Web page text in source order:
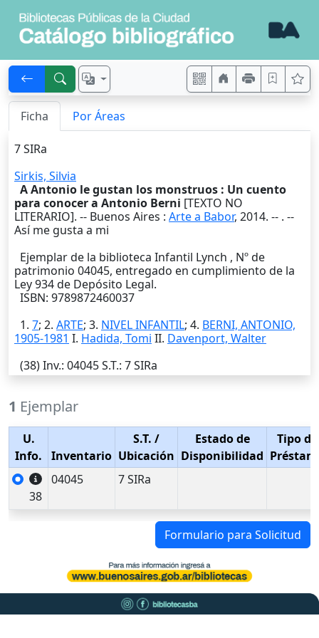
Ficha Por Áreas
7 SIRa
Sirkis, Silvia
A Antonio le gustan los monstruos : Un cuento
para conocer a Antonio Berni [TEXTO NO
LITERARIO]. -- Buenos Aires : Arte a Babor, 2014. -- . --
Así me gusta a mi
Ejemplar de la biblioteca Infantil Lynch , Nº de
patrimonio 04045, entregado en cumplimiento de la
Ley 934 de Depósito Legal.
ISBN: 9789872460037
1. 7; 2. ARTE; 3. NIVEL INFANTIL; 4. BERNI, ANTONIO,
1905-1981 I. Hadida, Tomi II. Davenport, Walter
(38)Inv.: 04045S.T.: 7 SIRa
1 Ejemplar
U.
Info.
Inventario
S.T. /
Ubicación
Estado de
Disponibilidad
Tipo de
38
04045 7 SIRa
Formulario para Solicitud